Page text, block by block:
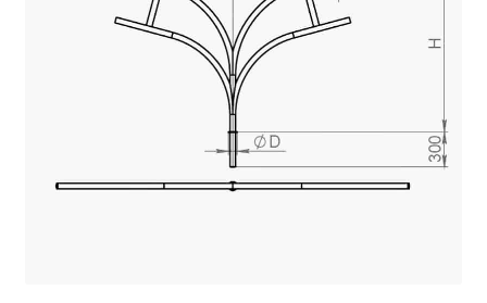
Заказ проекта освещения
Маркировка опор «Opora engineering»